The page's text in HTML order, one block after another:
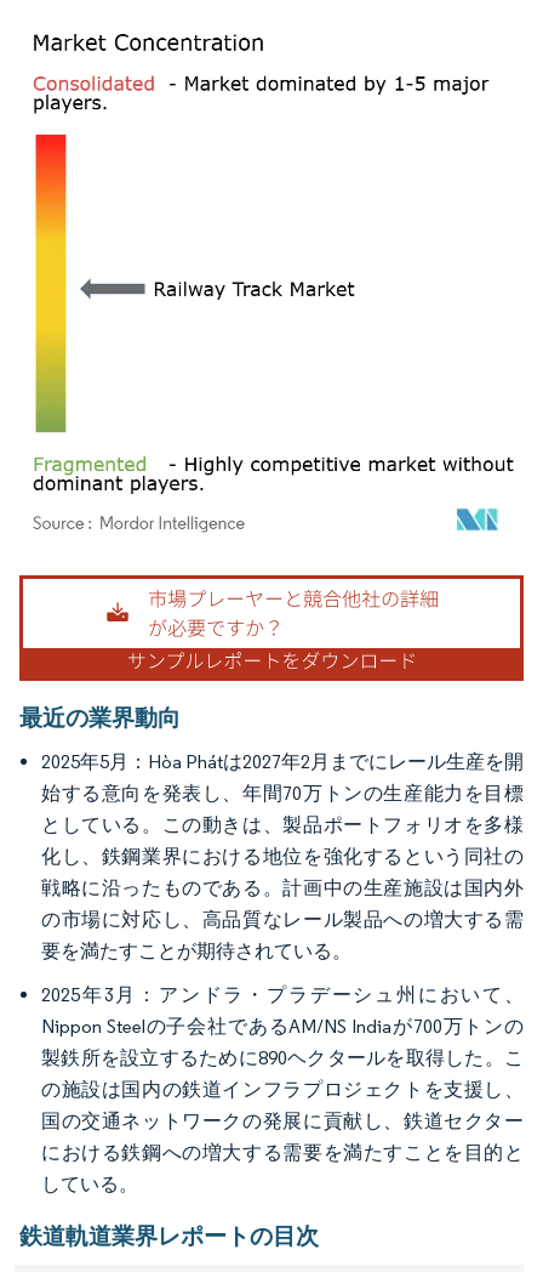
画像 © Mordor Intelligence。再利用にはCC BY 4.0の表示が必要です。
最近の業界動向
2025年5月：Hòa Phátは2027年2月までにレール生産を開
始する意向を発表し、年間70万トンの生産能力を目標
としている。この動きは、製品ポートフォリオを多様
化し、鉄鋼業界における地位を強化するという同社の
戦略に沿ったものである。計画中の生産施設は国内外
の市場に対応し、高品質なレール製品への増大する需
要を満たすことが期待されている。
2025年3月：アンドラ・プラデーシュ州において、
Nippon Steelの子会社であるAM/NS Indiaが700万トンの
製鉄所を設立するために890ヘクタールを取得した。こ
の施設は国内の鉄道インフラプロジェクトを支援し、
国の交通ネットワークの発展に貢献し、鉄道セクター
における鉄鋼への増大する需要を満たすことを目的と
している。
鉄道軌道業界レポートの目次